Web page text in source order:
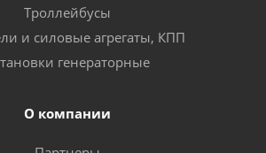
Троллейбусы
и силовые агрегаты, КПП
генераторные
О компании